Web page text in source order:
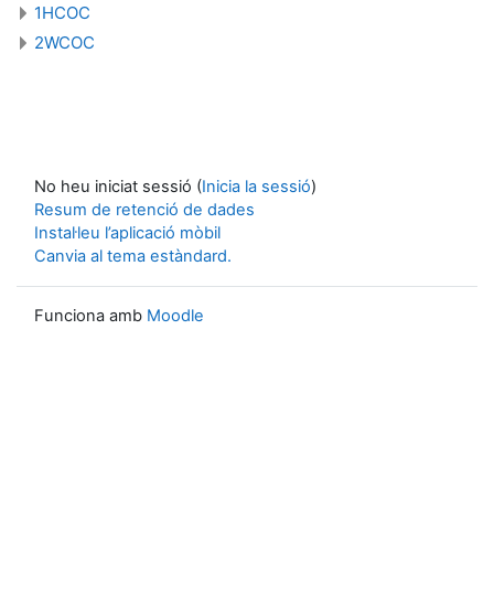
1HCOC
2WCOC
No heu iniciat sessió (Inicia la sessió)
Resum de retenció de dades
Instal·leu l’aplicació mòbil
Canvia al tema estàndard.
Funciona amb Moodle